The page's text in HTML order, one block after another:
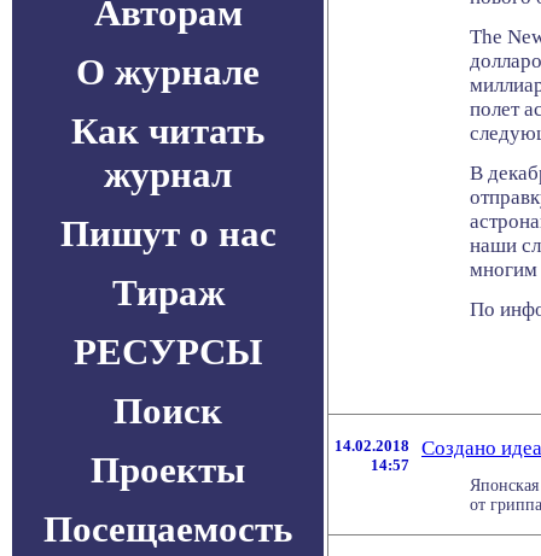
Авторам
О журнале
Как читать
журнал
Пишут о нас
Тираж
РЕСУРСЫ
Поиск
Проекты
Посещаемость
The
полет
В
наши
По
14.02.2018
14:57
Создано
Японская
от